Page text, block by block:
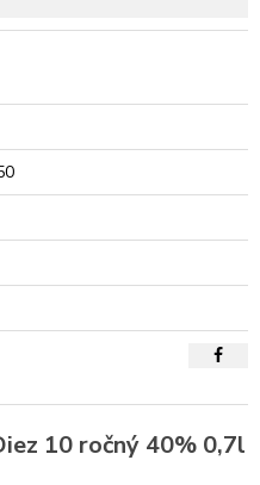
10 ročný 40% 0,7l